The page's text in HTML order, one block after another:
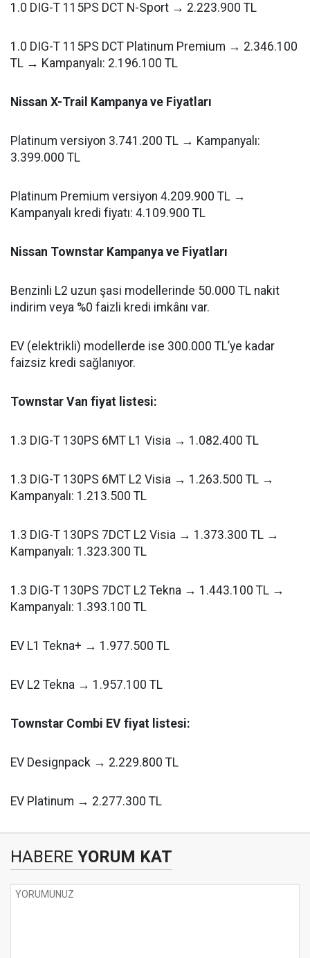
1.0 DIG-T 115PS DCT N-Sport → 2.223.900 TL
1.0 DIG-T 115PS DCT Platinum Premium → 2.346.100
TL → Kampanyalı: 2.196.100 TL
Nissan X-Trail Kampanya ve Fiyatları
Platinum versiyon 3.741.200 TL → Kampanyalı:
3.399.000 TL
Platinum Premium versiyon 4.209.900 TL →
Kampanyalı kredi fiyatı: 4.109.900 TL
Nissan Townstar Kampanya ve Fiyatları
Benzinli L2 uzun şasi modellerinde 50.000 TL nakit
indirim veya %0 faizli kredi imkânı var.
EV (elektrikli) modellerde ise 300.000 TL’ye kadar
faizsiz kredi sağlanıyor.
Townstar Van fiyat listesi:
1.3 DIG-T 130PS 6MT L1 Visia → 1.082.400 TL
1.3 DIG-T 130PS 6MT L2 Visia → 1.263.500 TL →
Kampanyalı: 1.213.500 TL
1.3 DIG-T 130PS 7DCT L2 Visia → 1.373.300 TL →
Kampanyalı: 1.323.300 TL
1.3 DIG-T 130PS 7DCT L2 Tekna → 1.443.100 TL →
Kampanyalı: 1.393.100 TL
EV L1 Tekna+ → 1.977.500 TL
EV L2 Tekna → 1.957.100 TL
Townstar Combi EV fiyat listesi:
EV Designpack → 2.229.800 TL
EV Platinum → 2.277.300 TL
HABERE YORUM KAT